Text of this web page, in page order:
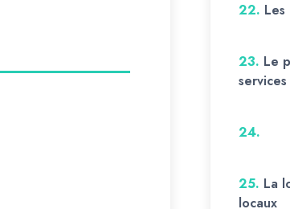
22.
23. Le
24.
25. La
locaux